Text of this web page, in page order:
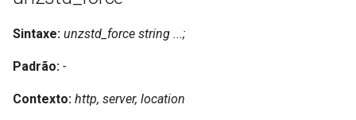
ini
Sintaxe: unzstd_force string ...;
Padrão: -
Contexto: http, server, location